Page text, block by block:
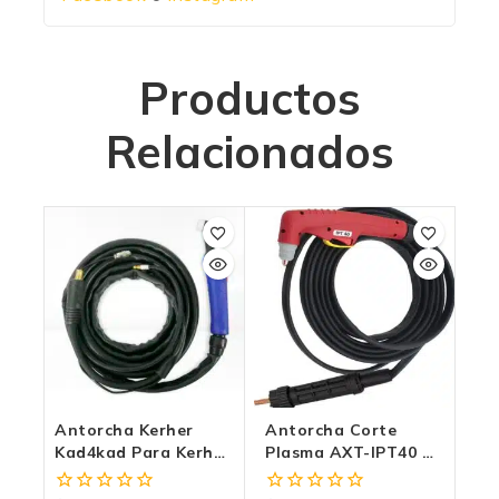
Productos
Relacionados
Antorcha Kerher
Kad4kad Para Kerher
Kad200hd Tig Lift
Antorcha Corte
Plasma AXT-IPT40 De
6mts – Alta Eficiencia